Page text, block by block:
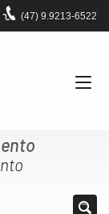
(47) 9.9213-6522